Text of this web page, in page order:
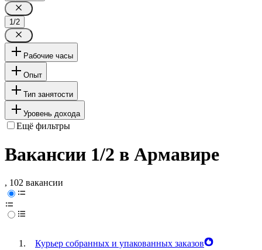
1/2
Рабочие часы
Опыт
Тип занятости
Уровень дохода
Ещё фильтры
Вакансии 1/2 в Армавире
, 102 вакансии
Курьер собранных и упакованных заказов